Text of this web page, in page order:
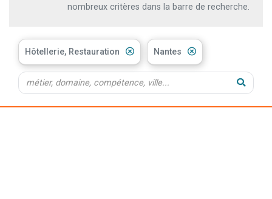
nombreux critères dans la barre de recherche.
Hôtellerie, Restauration Nantes